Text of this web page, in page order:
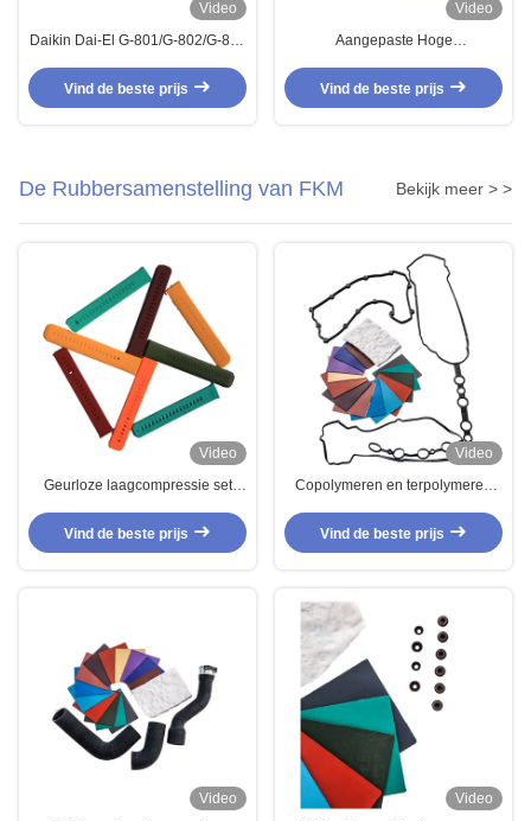
Video
Daikin Dai-El G-801/G-802/G-803
voor rubber slangen
olieverzegelingen pakkingen
Vind de beste prijs
Video
Aangepaste Hoge
Mooney Fluoroelastomer
Vind de beste prijs
De Rubbersamenstelling van FKM Bekijk meer > >
Video
Geurloze laagcompressie set
slimme draagbare apparaten
Fluoroelastomer Compound
Vind de beste prijs
Video
Copolymeren en terpolymeren
Vind de beste prijs
Video
Video